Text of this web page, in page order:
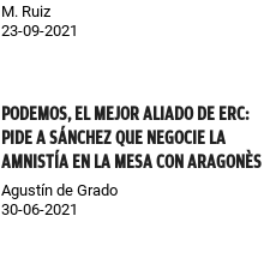
M. Ruiz
23-09-2021
PODEMOS, EL MEJOR ALIADO DE ERC:
PIDE A SÁNCHEZ QUE NEGOCIE LA
AMNISTÍA EN LA MESA CON ARAGONÈS
Agustín de Grado
30-06-2021